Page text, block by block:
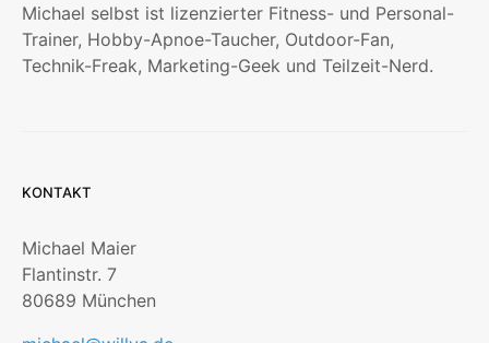
Michael selbst ist lizenzierter Fitness- und Personal-
Trainer, Hobby-Apnoe-Taucher, Outdoor-Fan,
Technik-Freak, Marketing-Geek und Teilzeit-Nerd.
KONTAKT
Michael Maier
Flantinstr. 7
80689 München